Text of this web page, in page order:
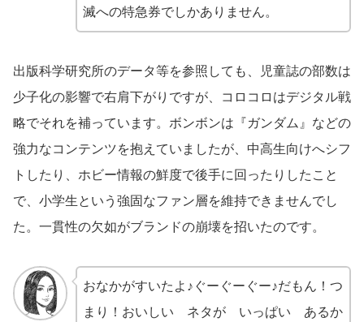
滅への特急券でしかありません。
出版科学研究所のデータ等を参照しても、児童誌の部数は
少子化の影響で右肩下がりですが、コロコロはデジタル戦
略でそれを補っています。ボンボンは『ガンダム』などの
強力なコンテンツを抱えていましたが、中高生向けへシフ
トしたり、ホビー情報の鮮度で後手に回ったりしたこと
で、小学生という強固なファン層を維持できませんでし
た。一貫性の欠如がブランドの崩壊を招いたのです。
おなかがすいたよ♪ぐーぐーぐー♪だもん！つ
まり！おいしい ネタが いっぱい あるか